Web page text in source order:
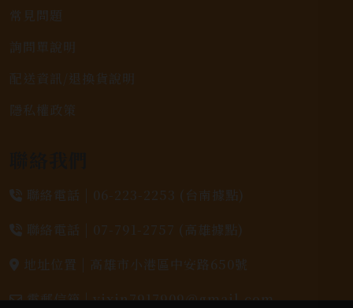
常見問題
詢問單說明
配送資訊/退換貨說明
隱私權政策
聯絡電話 | 06-223-2253 (台南據點)
聯絡電話 | 07-791-2757 (高雄據點)
地址位置 | 高雄市小港區中安路650號
電郵信箱 |yixin7917909@gmail.com